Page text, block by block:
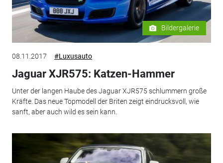
Bildergalerie
08.11.2017 #Luxusauto
Jaguar XJR575: Katzen-Hammer
Unter der langen Haube des Jaguar XJR575 schlummern große
Kräfte. Das neue Topmodell der Briten zeigt eindrucksvoll, wie
sanft, aber auch wild es sein kann.